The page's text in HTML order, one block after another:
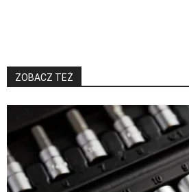
ZOBACZ TEŻ